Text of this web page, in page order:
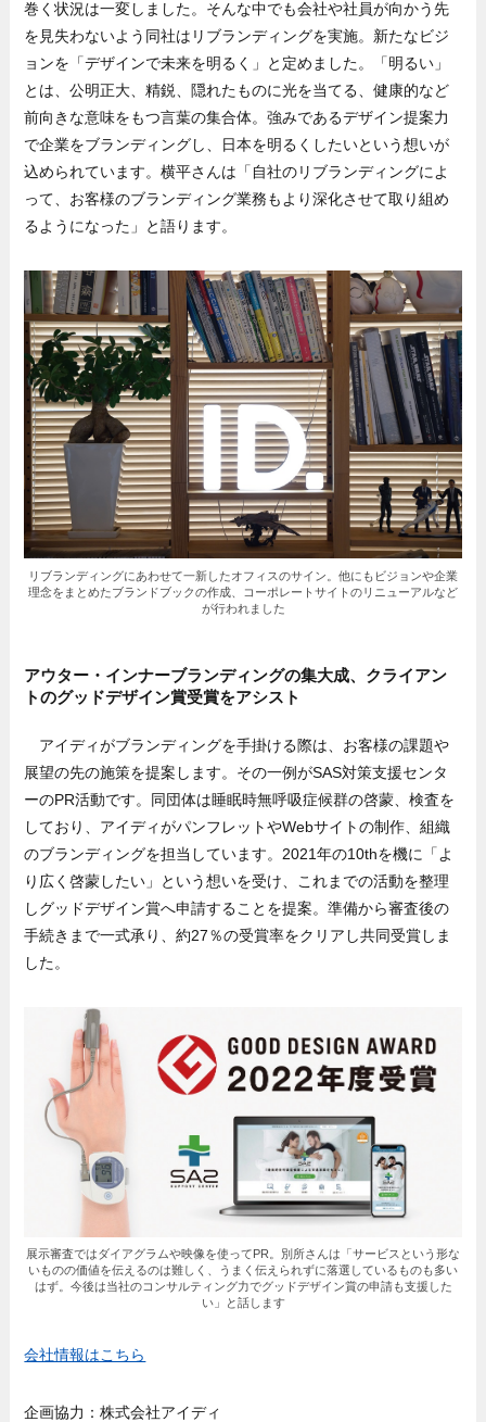
巻く状況は一変しました。そんな中でも会社や社員が向かう先
を見失わないよう同社はリブランディングを実施。新たなビジ
ョンを「デザインで未来を明るく」と定めました。「明るい」
とは、公明正大、精鋭、隠れたものに光を当てる、健康的など
前向きな意味をもつ言葉の集合体。強みであるデザイン提案力
で企業をブランディングし、日本を明るくしたいという想いが
込められています。横平さんは「自社のリブランディングによ
って、お客様のブランディング業務もより深化させて取り組め
るようになった」と語ります。
リブランディングにあわせて一新したオフィスのサイン。他にもビジョンや企業
理念をまとめたブランドブックの作成、コーポレートサイトのリニューアルなど
が行われました
アウター・インナーブランディングの集大成、クライアン
トのグッドデザイン賞受賞をアシスト
アイディがブランディングを手掛ける際は、お客様の課題や
展望の先の施策を提案します。その一例がSAS対策支援センタ
ーのPR活動です。同団体は睡眠時無呼吸症候群の啓蒙、検査を
しており、アイディがパンフレットやWebサイトの制作、組織
のブランディングを担当しています。2021年の10thを機に「よ
り広く啓蒙したい」という想いを受け、これまでの活動を整理
しグッドデザイン賞へ申請することを提案。準備から審査後の
手続きまで一式承り、約27％の受賞率をクリアし共同受賞しま
した。
展示審査ではダイアグラムや映像を使ってPR。別所さんは「サービスという形な
いものの価値を伝えるのは難しく、うまく伝えられずに落選しているものも多い
はず。今後は当社のコンサルティング力でグッドデザイン賞の申請も支援した
い」と話します
会社情報はこちら
企画協力：株式会社アイディ